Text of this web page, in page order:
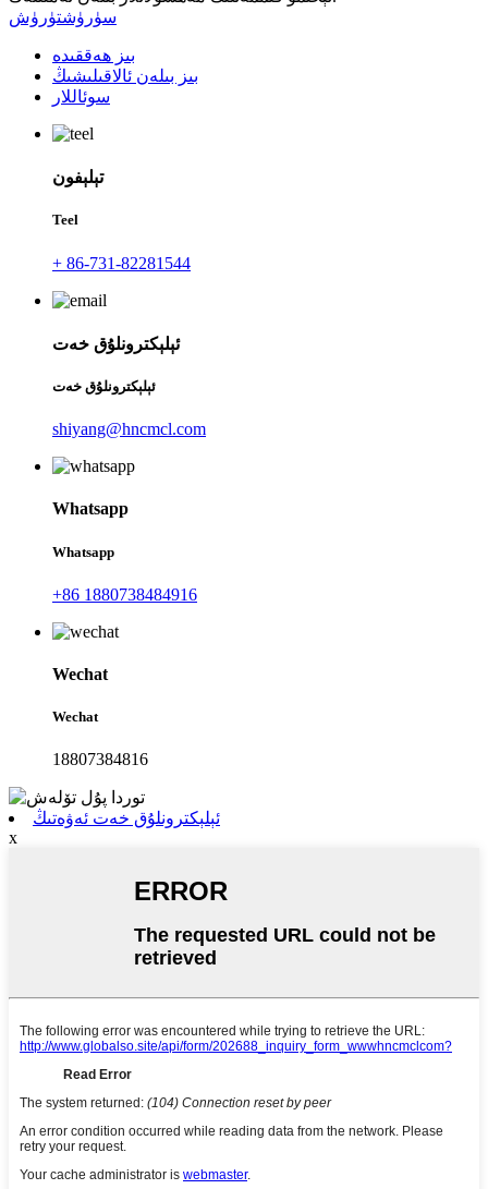
سۈرۈشتۈرۈش
بىز ھەققىدە
بىز بىلەن ئالاقىلىشىڭ
سوئاللار
تېلېفون
Teel
+ 86-731-82281544
ئېلېكترونلۇق خەت
ئېلېكترونلۇق خەت
shiyang@hncmcl.com
Whatsapp
Whatsapp
+86 1880738484916
Wechat
Wechat
18807384816
ئېلېكترونلۇق خەت ئەۋەتىڭ
x